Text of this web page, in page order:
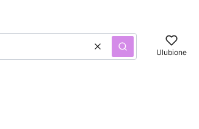
WyczyśćSzukaj Ulubione